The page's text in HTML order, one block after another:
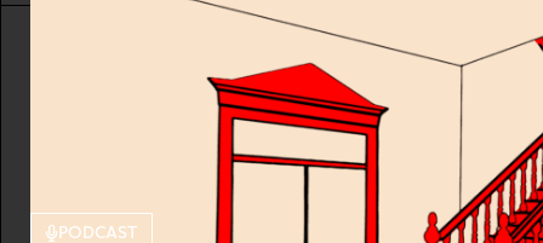
wel en niet bereikt is op het gebied van onder meer
veiligheid, wonen en klimaat én hun nieuwe
PODCAST